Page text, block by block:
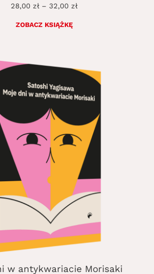
cen:
28,00 zł – 32,00 złcen:
ZOBACZ KSIĄŻKĘ
w antykwariacie Morisaki